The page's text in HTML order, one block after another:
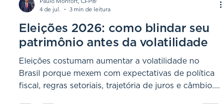
Paulo Monfort, CFP®
4 de jul.
3 min de leitura
Eleições 2026: como blindar seu
patrimônio antes da volatilidade
Eleições costumam aumentar a volatilidade no